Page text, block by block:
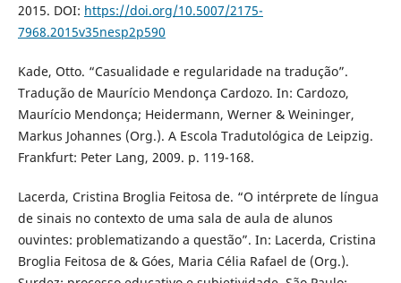
2015. DOI: https://doi.org/10.5007/2175-
7968.2015v35nesp2p590
Kade, Otto. “Casualidade e regularidade na tradução”.
Tradução de Maurício Mendonça Cardozo. In: Cardozo,
Maurício Mendonça; Heidermann, Werner & Weininger,
Markus Johannes (Org.). A Escola Tradutológica de Leipzig.
Frankfurt: Peter Lang, 2009. p. 119-168.
Lacerda, Cristina Broglia Feitosa de. “O intérprete de língua
de sinais no contexto de uma sala de aula de alunos
ouvintes: problematizando a questão”. In: Lacerda, Cristina
Broglia Feitosa de & Góes, Maria Célia Rafael de (Org.).